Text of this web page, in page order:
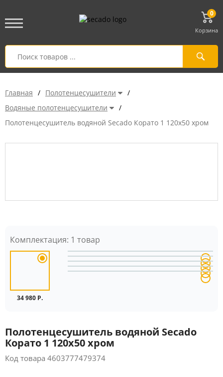
0
Корзина
Главная / Полотенцесушители
/
Водяные полотенцесушители
/
Полотенцесушитель водяной Secado Корато 1 120x50 хром
Комплектация: 1 товар
34 980 Р.
Полотенцесушитель водяной Secado
Корато 1 120x50 хром
Код товара 4603777479374